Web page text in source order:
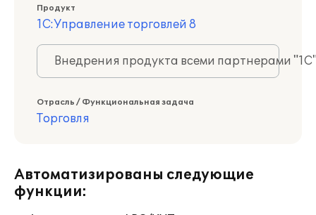
Продукт
1С:Управление торговлей 8
Внедрения продукта всеми партнерами
Отрасль / Функциональная задача
Торговля
Автоматизированы следующие
функции: